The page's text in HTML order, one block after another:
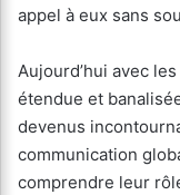
appel à eux sans
Aujourd’hui avec
étendue et
devenus
communication
comprendre leur